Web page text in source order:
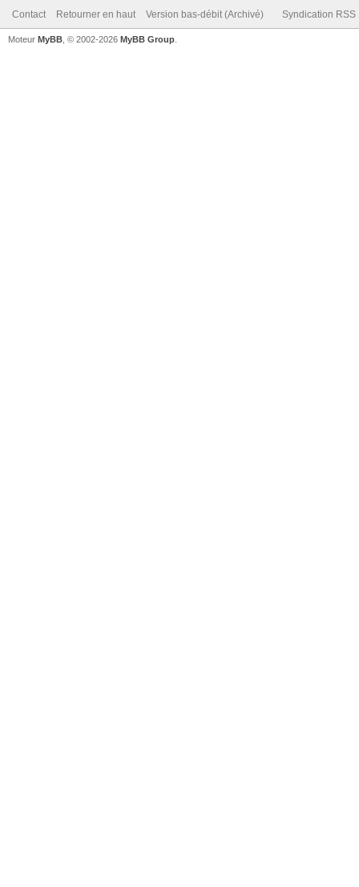
Contact Retourner en haut Version bas-débit (Archivé) Syndication RSS
Moteur MyBB , © 2002-2026 MyBB Group